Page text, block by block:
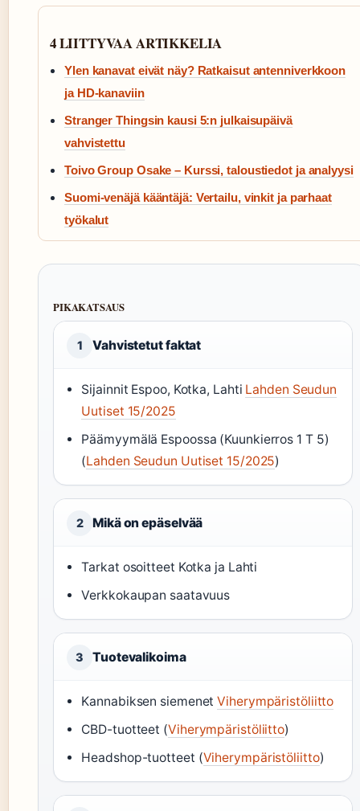
4 LIITTYVAA ARTIKKELIA
Ylen kanavat eivät näy? Ratkaisut antenniverkkoon
ja HD-kanaviin
Stranger Thingsin kausi 5:n julkaisupäivä
vahvistettu
Toivo Group Osake – Kurssi, taloustiedot ja analyysi
Suomi-venäjä kääntäjä: Vertailu, vinkit ja parhaat
työkalut
PIKAKATSAUS
1 Vahvistetut faktat
Sijainnit Espoo, Kotka, Lahti Lahden Seudun
Uutiset 15/2025
Päämyymälä Espoossa (Kuunkierros 1 T 5)
(Lahden Seudun Uutiset 15/2025)
2 Mikä on epäselvää
Tarkat osoitteet Kotka ja Lahti
Verkkokaupan saatavuus
3 Tuotevalikoima
Kannabiksen siemenetViherympäristöliitto
CBD-tuotteet (Viherympäristöliitto)
Headshop-tuotteet (Viherympäristöliitto)